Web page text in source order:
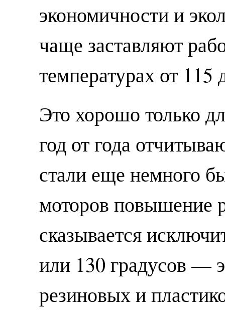
экономичности и
чаще заставляют
температурах от 115
Это хорошо только
год от года
стали еще немного
моторов повышение
сказывается
или 130 градусов —
резиновых и